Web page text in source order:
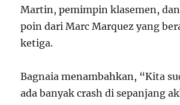
Martin, pemimpin klasemen,
poin dari Marc Marquez yang
ketiga.
Bagnaia menambahkan, “Kita
ada banyak crash di sepanjang